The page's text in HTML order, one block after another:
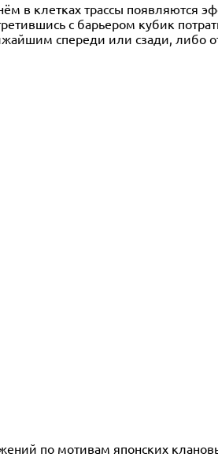
в клетках трассы появляются
с барьером кубик
спереди или сзади, либо
по мотивам японских